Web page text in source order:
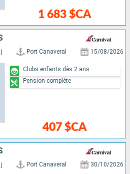
1 683 $CA
j Port Canaveral 15/08/2026
407 $CA
Clubs enfants dès 2 ans
Pension complète
j Port Canaveral 30/10/2026